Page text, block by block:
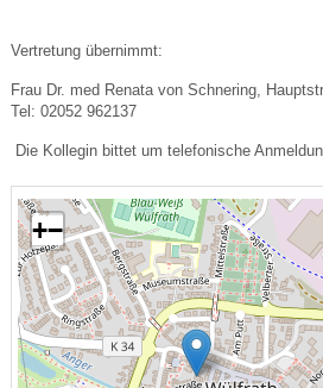
Vertretung übernimmt:
Frau Dr. med Renata von Schnering,
Tel: 02052 962137
Die Kollegin bittet um telefonische
+−